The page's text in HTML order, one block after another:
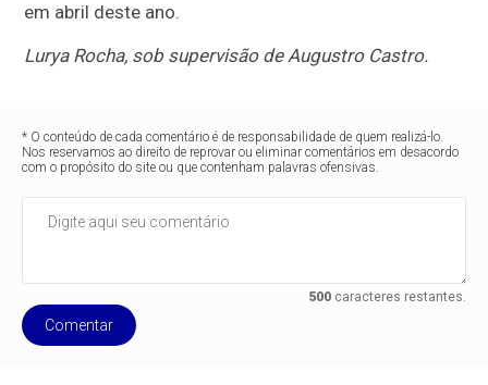
em abril deste ano.
Lurya Rocha, sob supervisão de Augustro Castro.
* O conteúdo de cada comentário é de responsabilidade de quem realizá-lo.
Nos reservamos ao direito de reprovar ou eliminar comentários em desacordo
com o propósito do site ou que contenham palavras ofensivas.
500caracteres restantes.
Comentar